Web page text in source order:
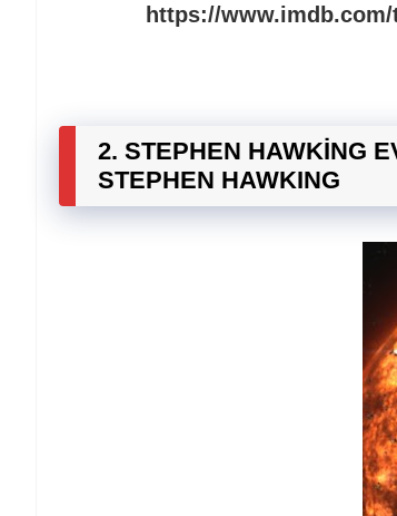
https://
2. STEPHEN HAWKİNG
STEPHEN HAWKING